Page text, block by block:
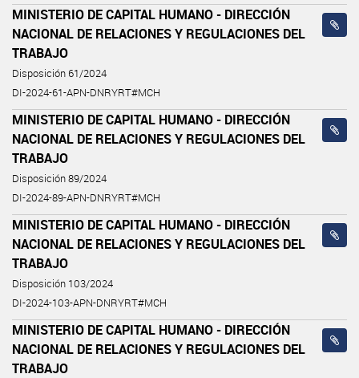
MINISTERIO DE CAPITAL HUMANO - DIRECCIÓN
NACIONAL DE RELACIONES Y REGULACIONES DEL
TRABAJO
Disposición 61/2024
DI-2024-61-APN-DNRYRT#MCH
MINISTERIO DE CAPITAL HUMANO - DIRECCIÓN
NACIONAL DE RELACIONES Y REGULACIONES DEL
TRABAJO
Disposición 89/2024
DI-2024-89-APN-DNRYRT#MCH
MINISTERIO DE CAPITAL HUMANO - DIRECCIÓN
NACIONAL DE RELACIONES Y REGULACIONES DEL
TRABAJO
Disposición 103/2024
DI-2024-103-APN-DNRYRT#MCH
MINISTERIO DE CAPITAL HUMANO - DIRECCIÓN
NACIONAL DE RELACIONES Y REGULACIONES DEL
TRABAJO